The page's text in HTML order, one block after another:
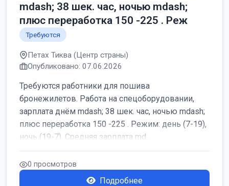
mdash; 38 шек. час, ночью mdash;
плюс переработка 150 -225 . Реж
Требуются
Петах Тиква (Центр страны)
Опубликовано: 07.06.2026
Требуются работники для пошива
бронежилетов. Работа на спецоборудовании,
зарплата днём mdash; 38 шек. час, ночью mdash;
плюс переработка 150 -225 . Режим: день (7-19),
ночь (19-7). Средняя зарплата md...
0 просмотров
Подробнее